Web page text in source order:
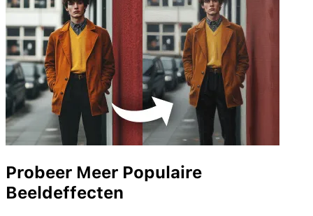
Probeer Meer Populaire
Beeldeffecten